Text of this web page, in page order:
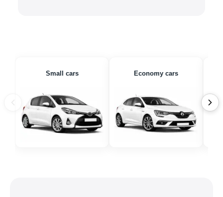
Small cars Economy cars